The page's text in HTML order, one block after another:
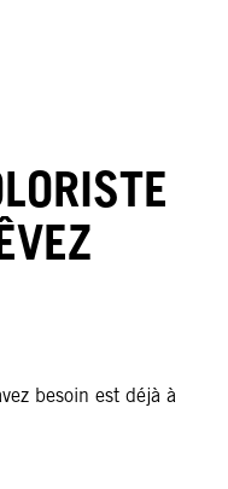
besoin est déjà à